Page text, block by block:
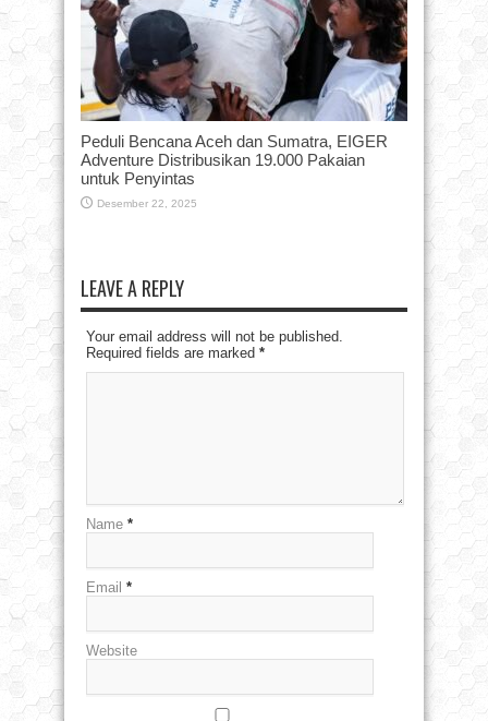
Peduli Bencana Aceh dan Sumatra, EIGER
Adventure Distribusikan 19.000 Pakaian
untuk Penyintas
Desember 22, 2025
LEAVE A REPLY
Your email address will not be published.
Required fields are marked *
Name *
Email *
Website